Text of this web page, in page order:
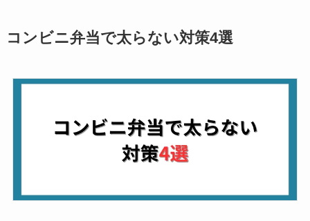
コンビニ弁当で太らない対策4選